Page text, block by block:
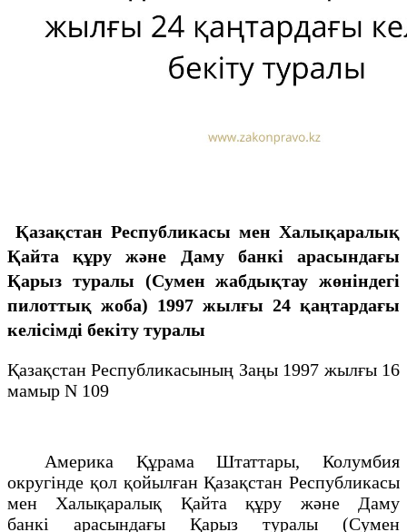
Қазақстан Республикасы мен Халықаралық
Қайта құру және Даму банкi арасындағы
Қарыз туралы (Сумен жабдықтау жөнiндегi
пилоттық жоба) 1997 жылғы 24 қаңтардағы
келiсiмдi бекiту туралы
Қазақстан Республикасының Заңы 1997 жылғы 16
мамыр N 109
Америка Құрама Штаттары, Колумбия
округiнде қол қойылған Қазақстан Республикасы
мен Халықаралық Қайта құру және Даму
банкi арасындағы Қарыз туралы (Сумен